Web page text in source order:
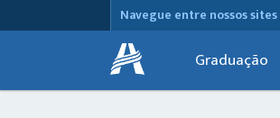
Navegue entre nossos sites
Graduação